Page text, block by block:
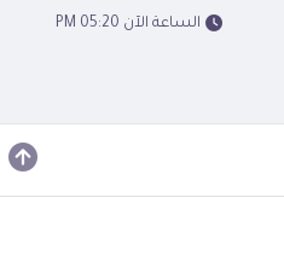
الساعة الآن 05:20 PM